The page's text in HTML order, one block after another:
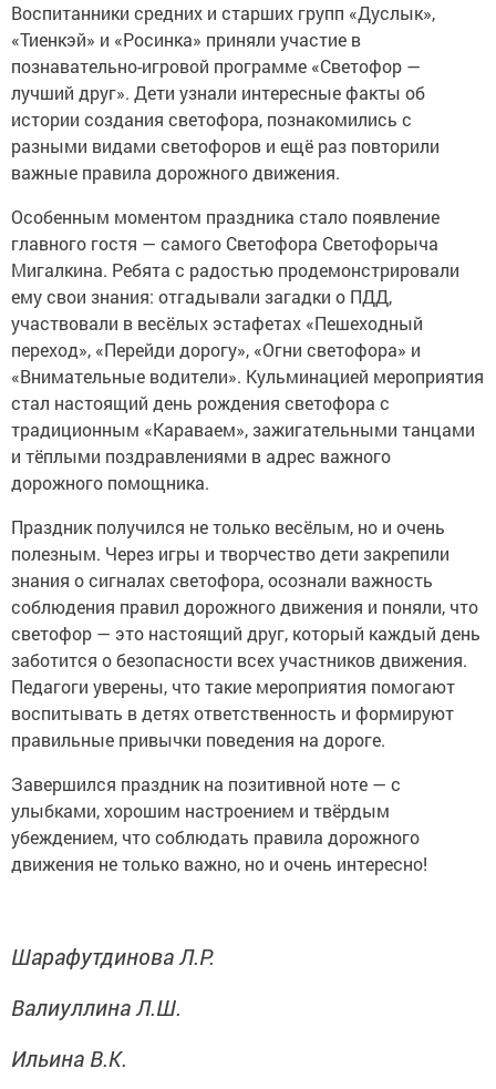
Воспитанники средних и старших групп «Дуслык»,
«Тиенкэй» и «Росинка» приняли участие в
познавательно-игровой программе «Светофор —
лучший друг». Дети узнали интересные факты об
истории создания светофора, познакомились с
разными видами светофоров и ещё раз повторили
важные правила дорожного движения.
Особенным моментом праздника стало появление
главного гостя — самого Светофора Светофорыча
Мигалкина. Ребята с радостью продемонстрировали
ему свои знания: отгадывали загадки о ПДД,
участвовали в весёлых эстафетах «Пешеходный
переход», «Перейди дорогу», «Огни светофора» и
«Внимательные водители». Кульминацией мероприятия
стал настоящий день рождения светофора с
традиционным «Караваем», зажигательными танцами
и тёплыми поздравлениями в адрес важного
дорожного помощника.
Праздник получился не только весёлым, но и очень
полезным. Через игры и творчество дети закрепили
знания о сигналах светофора, осознали важность
соблюдения правил дорожного движения и поняли, что
светофор — это настоящий друг, который каждый день
заботится о безопасности всех участников движения.
Педагоги уверены, что такие мероприятия помогают
воспитывать в детях ответственность и формируют
правильные привычки поведения на дороге.
Завершился праздник на позитивной ноте — с
улыбками, хорошим настроением и твёрдым
убеждением, что соблюдать правила дорожного
движения не только важно, но и очень интересно!
Шарафутдинова Л.Р.
Валиуллина Л.Ш.
Ильина В.К.